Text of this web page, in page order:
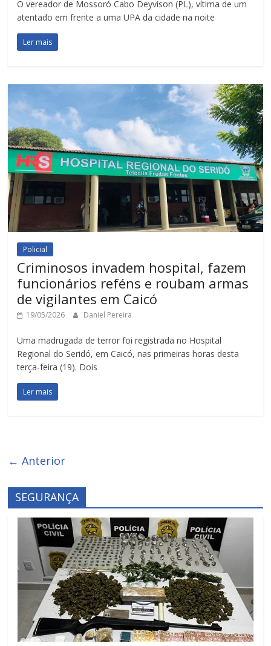
O vereador de Mossoró Cabo Deyvison (PL), vítima de um
atentado em frente a uma UPA da cidade na noite
Ler mais
Policial
Criminosos invadem hospital, fazem
funcionários reféns e roubam armas
de vigilantes em Caicó
19/05/2026 Daniel Pereira
Uma madrugada de terror foi registrada no Hospital
Regional do Seridó, em Caicó, nas primeiras horas desta
terça-feira (19). Dois
Ler mais
← Anterior
SEGURANÇA